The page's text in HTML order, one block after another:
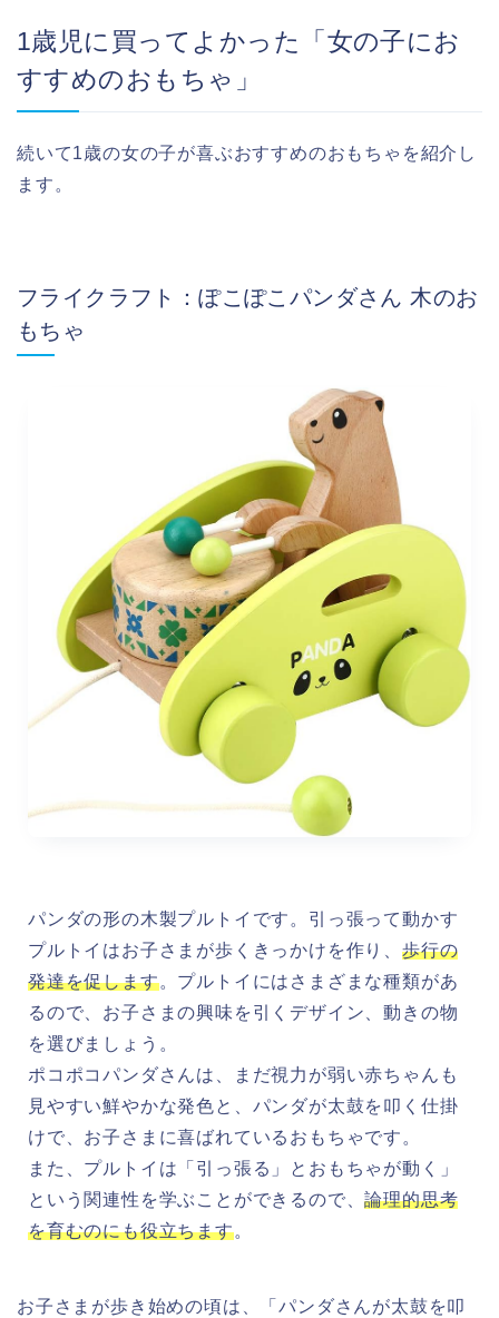
1歳児に買ってよかった「女の子にお
すすめのおもちゃ」
続いて1歳の女の子が喜ぶおすすめのおもちゃを紹介し
ます。
フライクラフト：ぽこぽこパンダさん 木のお
もちゃ
パンダの形の木製プルトイです。引っ張って動かす
プルトイはお子さまが歩くきっかけを作り、 歩行の
発達を促します。プルトイにはさまざまな種類があ
るので、お子さまの興味を引くデザイン、動きの物
を選びましょう。
ポコポコパンダさんは、まだ視力が弱い赤ちゃんも
見やすい鮮やかな発色と、パンダが太鼓を叩く仕掛
けで、お子さまに喜ばれているおもちゃです。
また、プルトイは「引っ張る」とおもちゃが動く」
という関連性を学ぶことができるので、論理的思考
を育むのにも役立ちます。
お子さまが歩き始めの頃は、「パンダさんが太鼓を叩